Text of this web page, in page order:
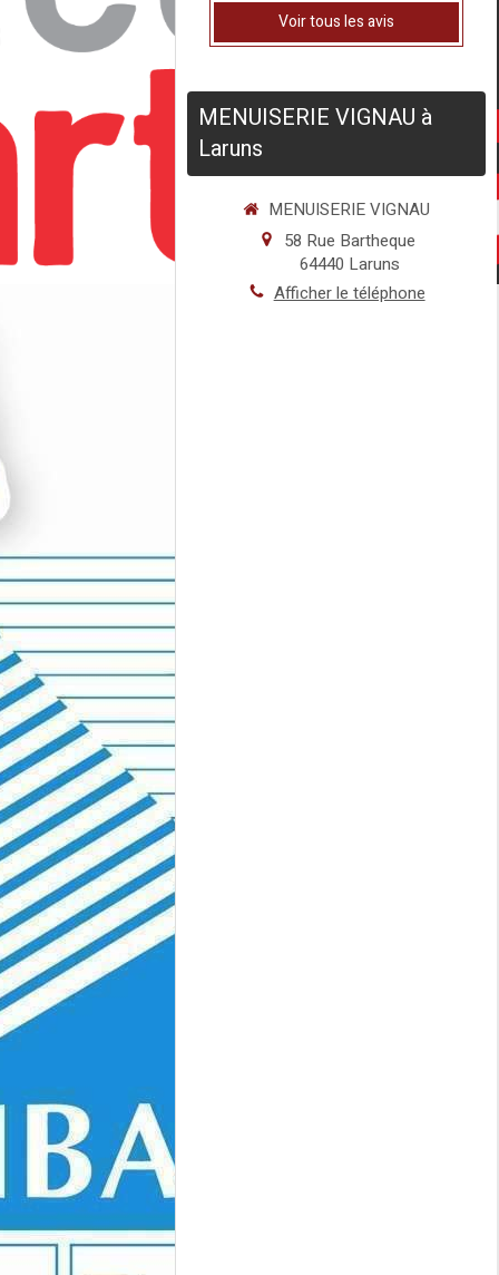
Voir tous les avis
MENUISERIE VIGNAU à
Laruns
MENUISERIE VIGNAU
58 Rue Bartheque
64440 Laruns
Afficher le téléphone